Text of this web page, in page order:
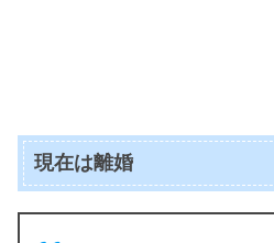
現在は離婚